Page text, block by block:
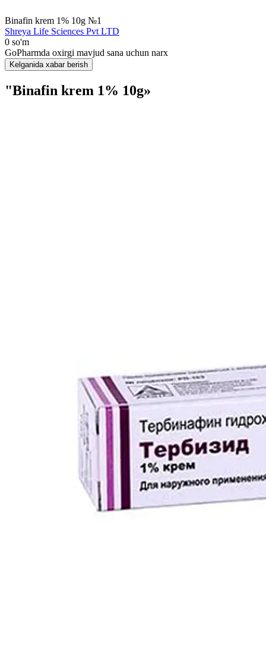
Binafin krem 1% 10g №1
Shreya Life Scienсes Pvt LTD
0 so'm
GoPharmda oxirgi mavjud sana uchun narx
Kelganida xabar berish
"Binafin krem 1% 10g»